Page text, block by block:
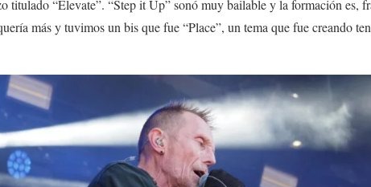
titulado “Elevate”. “Step it Up” sonó muy bailable y la formación es,
más y tuvimos un bis que fue “Place”, un tema que fue creando